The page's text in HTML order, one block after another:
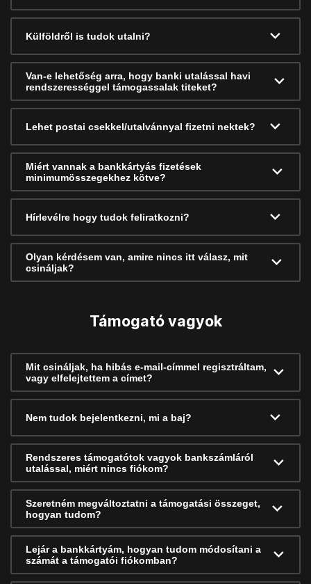
Külföldről is tudok utalni?
Van-e lehetőség arra, hogy banki utalással havi
rendszerességgel támogassalak titeket?
Lehet postai csekkel/utalvánnyal fizetni nektek?
Miért vannak a bankkártyás fizetések
minimumösszegekhez kötve?
Hírlevélre hogy tudok feliratkozni?
Olyan kérdésem van, amire nincs itt válasz, mit
csináljak?
Támogató vagyok
Mit csináljak, ha hibás e-mail-címmel regisztráltam,
vagy elfelejtettem a címet?
Nem tudok bejelentkezni, mi a baj?
Rendszeres támogatótok vagyok bankszámláról
utalással, miért nincs fiókom?
Szeretném megváltoztatni a támogatási összeget,
hogyan tudom?
Lejár a bankkártyám, hogyan tudom módosítani a
számát a támogatói fiókomban?